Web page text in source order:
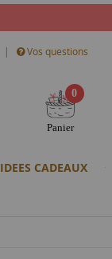
| Vos questions
0
Panier
IDEES CADEAUX